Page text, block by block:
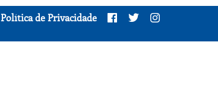
Política de Privacidade